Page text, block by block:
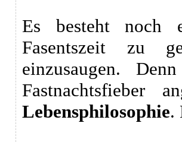
Es besteht noch
Fasentszeit zu
einzusaugen.
Lebensphilosophie.